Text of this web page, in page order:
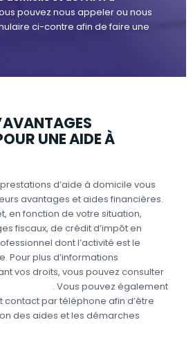
pouvez nous appeler ou nous
ci-contre afin de faire une
UNE AIDE À
d’aide à domicile vous
avantages et aides financières.
en fonction de votre situation,
fiscaux, de crédit d’impôt en
dont l’activité est le
Pour plus d’informations
vos droits, vous pouvez consulter
. Vous pouvez également
par téléphone afin d’être
des aides et les démarches